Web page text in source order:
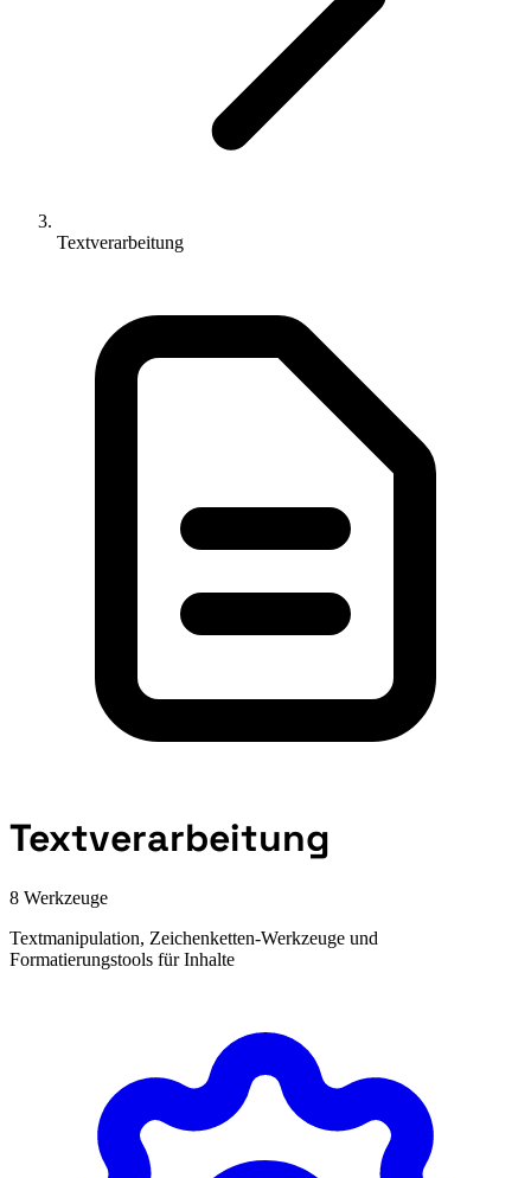
Textverarbeitung
Textverarbeitung
8 Werkzeuge
Textmanipulation, Zeichenketten-Werkzeuge und
Formatierungstools für Inhalte